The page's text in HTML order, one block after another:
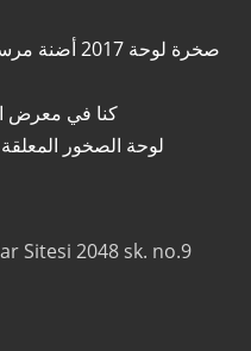
صخرة لوحة
كنا في معرض الصخور
لوحة الصخور
Sitesi 2048 sk. no.9